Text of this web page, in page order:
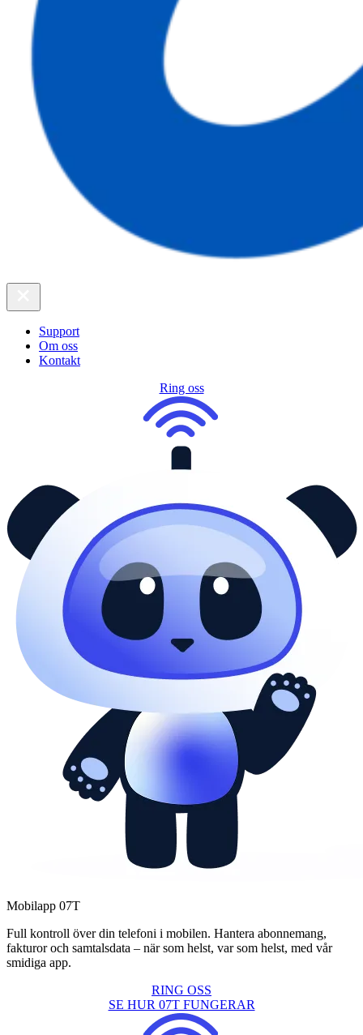
Support
Om oss
Kontakt
Ring oss
Mobilapp 07T
Full kontroll över din telefoni i mobilen. Hantera abonnemang,
fakturor och samtalsdata – när som helst, var som helst, med vår
smidiga app.
RING OSS
SE HUR 07T FUNGERAR